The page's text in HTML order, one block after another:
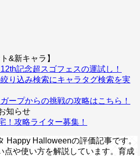
&新キャラ】
記念超スゴフェスの運試し！
絞り込み検索にキャラタグ検索を実
ープからの挑戦の攻略はこちら！
知らせ
！攻略ライター募集！
Happy Halloweenの評価記事です。
点や使い方を解説しています。育成